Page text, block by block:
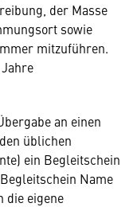
der Masse
sowie
mitzuführen.
an einen
üblichen
ein Begleitschein
Name
die eigene